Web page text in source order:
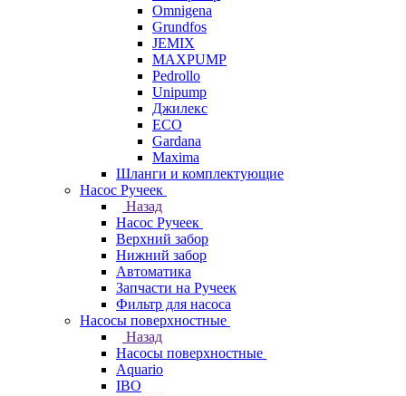
Omnigena
Grundfos
JEMIX
MAXPUMP
Pedrollo
Unipump
Джилекс
ECO
Gardana
Maxima
Шланги и комплектующие
Насос Ручеек
Назад
Насос Ручеек
Верхний забор
Нижний забор
Автоматика
Запчасти на Ручеек
Фильтр для насоса
Насосы поверхностные
Назад
Насосы поверхностные
Aquario
IBO